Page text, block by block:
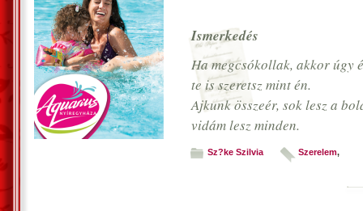
Ismerkedés
Ha megcsókollak, akkor úgy
te is szeretsz mint én.
Ajkunk összeér, sok lesz a
vidám lesz minden.
Sz?ke Szilvia Szerelem,